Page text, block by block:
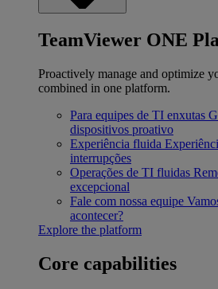
TeamViewer ONE
Proactively manage and optimize
combined in one platform.
Para equipes de TI enxutas
dispositivos proativo
Experiência fluida
interrupções
Operações de TI fluidas
excepcional
Fale com nossa equipe
acontecer?
Explore the platform
Core capabilities